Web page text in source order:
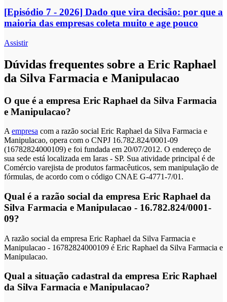
[Episódio 7 - 2026] Dado que vira decisão: por que a
maioria das empresas coleta muito e age pouco
Assistir
Dúvidas frequentes sobre a Eric Raphael
da Silva Farmacia e Manipulacao
O que é a empresa Eric Raphael da Silva Farmacia
e Manipulacao?
A empresa com a razão social Eric Raphael da Silva Farmacia e
Manipulacao, opera com o CNPJ 16.782.824/0001-09
(16782824000109) e foi fundada em 20/07/2012. O endereço de
sua sede está localizada em Iaras - SP. Sua atividade principal é de
Comércio varejista de produtos farmacêuticos, sem manipulação de
fórmulas, de acordo com o código CNAE G-4771-7/01.
Qual é a razão social da empresa Eric Raphael da
Silva Farmacia e Manipulacao - 16.782.824/0001-
09?
A razão social da empresa Eric Raphael da Silva Farmacia e
Manipulacao - 16782824000109 é Eric Raphael da Silva Farmacia e
Manipulacao.
Qual a situação cadastral da empresa Eric Raphael
da Silva Farmacia e Manipulacao?